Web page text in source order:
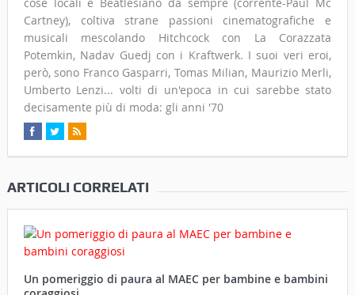
Cartney), coltiva strane passioni cinematografiche e
musicali mescolando Hitchcock con La Corazzata
Potemkin, Nadav Guedj con i Kraftwerk. I suoi veri eroi,
però, sono Franco Gasparri, Tomas Milian, Maurizio Merli,
Umberto Lenzi... volti di un'epoca in cui sarebbe stato
decisamente più di moda: gli anni '70
ARTICOLI CORRELATI
Un pomeriggio di paura al MAEC per bambine e bambini